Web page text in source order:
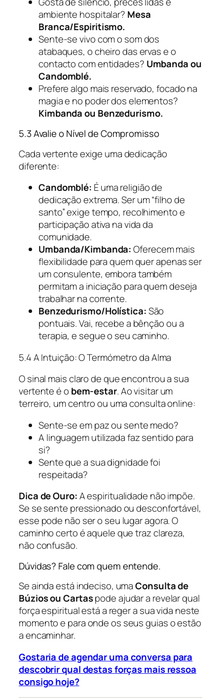
ambiente hospitalar? Mesa
Branca/Espiritismo.
Sente-se vivo com o som dos
atabaques, o cheiro das ervas e o
contacto com entidades? Umbanda ou
Candomblé.
Prefere algo mais reservado, focado na
magia e no poder dos elementos?
Kimbanda ou Benzedurismo.
5.3 Avalie o Nível de Compromisso
Cada vertente exige uma dedicação
diferente:
Candomblé: É uma religião de
dedicação extrema. Ser um “filho de
santo” exige tempo, recolhimento e
participação ativa na vida da
comunidade.
Umbanda/Kimbanda:Oferecem mais
flexibilidade para quem quer apenas ser
um consulente, embora também
permitam a iniciação para quem deseja
trabalhar na corrente.
Benzedurismo/Holística:São
pontuais. Vai, recebe a bênção ou a
terapia, e segue o seu caminho.
5.4 A Intuição: O Termómetro da Alma
O sinal mais claro de que encontrou a sua
vertente é o bem-estar. Ao visitar um
terreiro, um centro ou uma consulta online:
Sente-se em paz ou sente medo?
A linguagem utilizada faz sentido para
si?
Sente que a sua dignidade foi
respeitada?
Dica de Ouro:A espiritualidade não impõe.
Se se sente pressionado ou desconfortável,
esse pode não ser o seu lugar agora. O
caminho certo é aquele que traz clareza,
não confusão.
Dúvidas? Fale com quem entende.
Se ainda está indeciso, umaConsulta de
Búzios ou Cartaspode ajudar a revelar qual
força espiritual está a reger a sua vida neste
momento e para onde os seus guias o estão
a encaminhar.
Gostaria de agendar uma conversa para
descobrir qual destas forças mais ressoa
consigo hoje?